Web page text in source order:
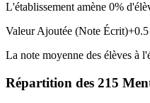
L'établissement amène 0%
Valeur Ajoutée (Note Écrit)+0.5
La note moyenne des élèves à
Répartition des 215